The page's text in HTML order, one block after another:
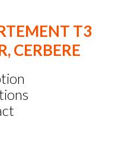
T3
CERBERE